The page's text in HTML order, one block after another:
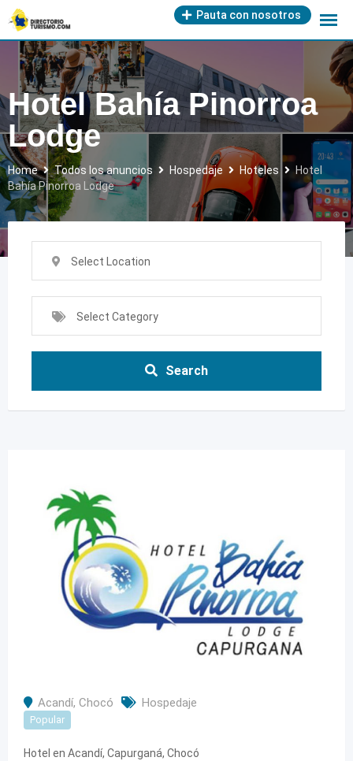
Skip
to
content
Pauta con nosotros
Hotel Bahía Pinorroa
Lodge
Home Todos los anuncios Hospedaje Hoteles
Hotel
Bahía Pinorroa Lodge
Select Location
Select Category
Search
Acandí, Chocó Hospedaje
Popular
Hotel en Acandí, Capurganá, Chocó